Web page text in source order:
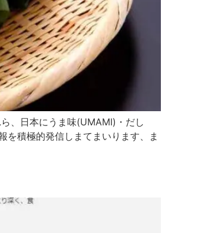
、日本にうま味(UMAMI)・だし
を積極的発信しまてまいります、ま